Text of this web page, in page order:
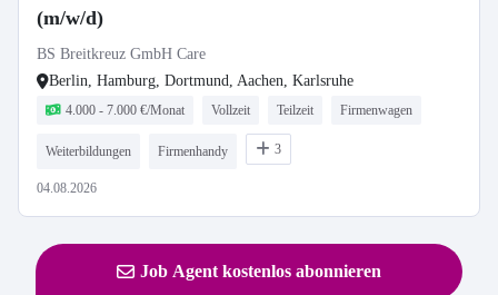
(m/w/d)
BS Breitkreuz GmbH Care
Berlin, Hamburg, Dortmund, Aachen, Karlsruhe
4.000 - 7.000 €/Monat Vollzeit Teilzeit Firmenwagen
Weiterbildungen Firmenhandy 3
04.08.2026
Job Agent kostenlos abonnieren